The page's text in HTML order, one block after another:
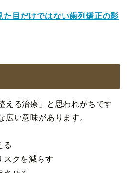
た目だけではない歯列矯正の影
える治療」と思われがちです
広い意味があります。
る
スクを減らす